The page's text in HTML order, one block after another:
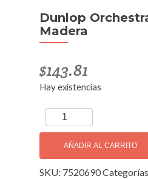
Dunlop
Madera
$143.81
Hay existencias
Dunlop
Orchestral
Limpiador
Instrumento
Madera
AÑADIR AL CARRITO
SKU: 7520690